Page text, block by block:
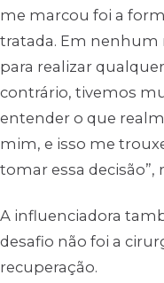
me marcou foi a
tratada. Em
para realizar
contrário, tivemos
entender o que
mim, e isso me
tomar essa decisão”,
A influenciadora
desafio não foi a
recuperação.